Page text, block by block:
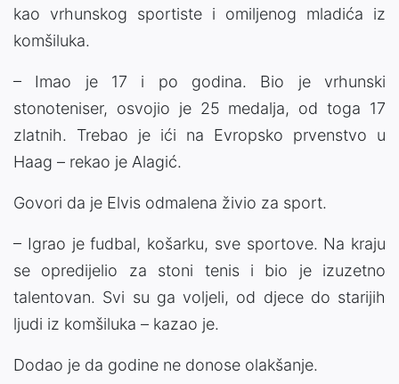
kao vrhunskog sportiste i omiljenog mladića iz
komšiluka.
– Imao je 17 i po godina. Bio je vrhunski
stonoteniser, osvojio je 25 medalja, od toga 17
zlatnih. Trebao je ići na Evropsko prvenstvo u
Haag – rekao je Alagić.
Govori da je Elvis odmalena živio za sport.
– Igrao je fudbal, košarku, sve sportove. Na kraju
se opredijelio za stoni tenis i bio je izuzetno
talentovan. Svi su ga voljeli, od djece do starijih
ljudi iz komšiluka – kazao je.
Dodao je da godine ne donose olakšanje.